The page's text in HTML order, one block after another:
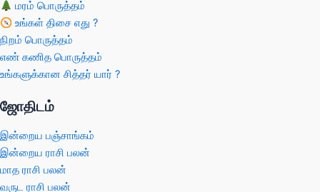
மரம் பொருத்தம்
உங்கள் திசை எது ?
நிறம் பொருத்தம்
எண் கணித பொருத்தம்
உங்களுக்கான சித்தர் யார் ?
ஜோதிடம்
இன்றைய பஞ்சாங்கம்
இன்றைய ராசி பலன்
மாத ராசி பலன்
வருட ராசி பலன்